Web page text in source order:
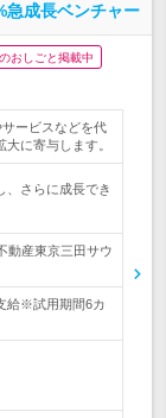
急成長ベンチャー
おしごと掲載中
ービスなどを代
に寄与します。
、さらに成長でき
動産東京三田サウ
給※試用期間6カ